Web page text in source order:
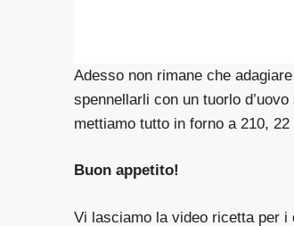
Adesso non rimane che
spennellarli con un tuorlo
mettiamo tutto in forno a 210,
Buon appetito!
Vi lasciamo la video ricetta per i